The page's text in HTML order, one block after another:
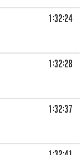
1:32:24
1:32:28
1:32:37